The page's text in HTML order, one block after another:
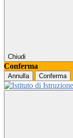
Chiudi
Conferma
Annulla Conferma